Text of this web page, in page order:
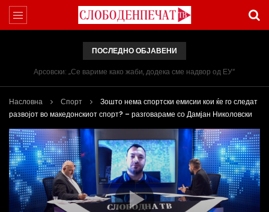
ПОСЛЕДНО ОБЈАВЕНИ
Арсовски: „Се вариме како жаби, додека сме надвор од ЕУ“
Насловна Спорт
Зошто нема спортски емисии кои ќе го следат
развојот во македонскиот спорт? – разговараме со Дамјан Николовски